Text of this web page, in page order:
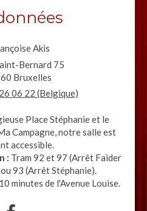
Akis
Bernard 75
Bruxelles
06 22 (Belgique)
Place Stéphanie et le
Campagne, notre salle est
accessible.
: Tram 92 et 97 (Arrêt Faider
93 (Arrêt Stéphanie).
minutes de l'Avenue Louise.